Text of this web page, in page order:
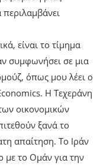
είναι το τίμημα
συμφωνήσει σε μια
όπως μου λέει ο
Η Τεχεράνη
οικονομικών
ξανά το
απαίτηση. Το Ιράν
με το Ομάν για την